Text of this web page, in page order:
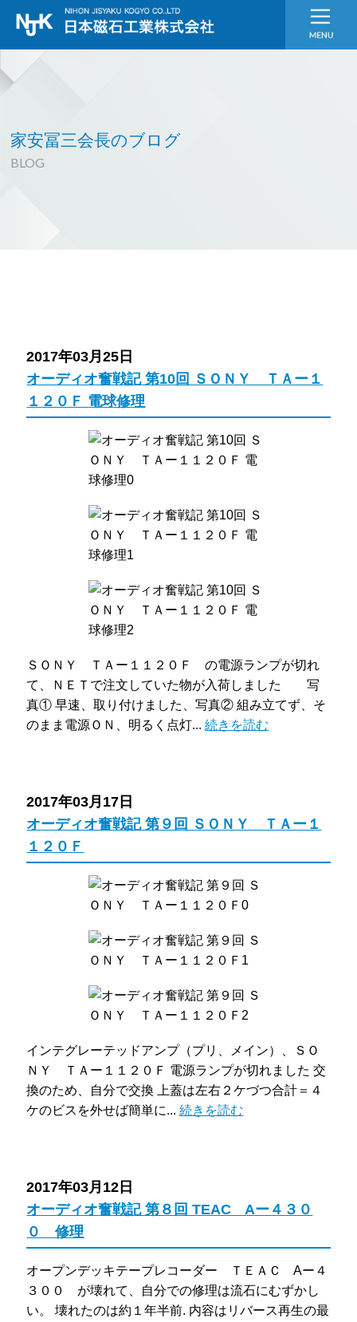
家安冨三会長のブログ
BLOG
2017年03月25日
オーディオ奮戦記 第10回 ＳＯＮＹ ＴＡー１
１２０Ｆ 電球修理
ＳＯＮＹ ＴＡー１１２０Ｆ の電源ランプが切れ
て、ＮＥＴで注文していた物が入荷しました 写
真① 早速、取り付けました、写真② 組み立てず、そ
のまま電源ＯＮ、明るく点灯...続きを読む
2017年03月17日
オーディオ奮戦記 第９回 ＳＯＮＹ ＴＡー１
１２０Ｆ
インテグレーテッドアンプ（プリ、メイン）、ＳＯ
ＮＹ ＴＡー１１２０Ｆ 電源ランプが切れました 交
換のため、自分で交換 上蓋は左右２ケづつ合計＝４
ケのビスを外せば簡単に...続きを読む
2017年03月12日
オーディオ奮戦記 第８回 TEAC Aー４３０
０ 修理
オープンデッキテープレコーダー ＴＥＡＣ Aー４
３００ が壊れて、自分での修理は流石にむずかし
い。 壊れたのは約１年半前. 内容はリバース再生の最